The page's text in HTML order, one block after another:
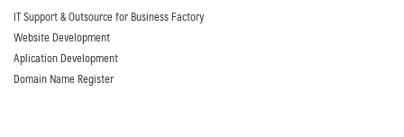
IT Support & Outsource for Business Factory
Website Development
Aplication Development
Domain Name Register